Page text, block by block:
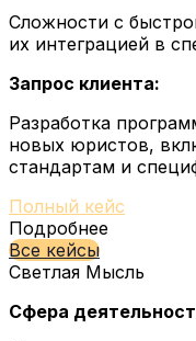
Сложности с
их интеграцией в
Запрос клиента:
Разработка
новых юристов,
стандартам и
Полный кейс
Подробнее
Все кейсы
Светлая Мысль
Сфера